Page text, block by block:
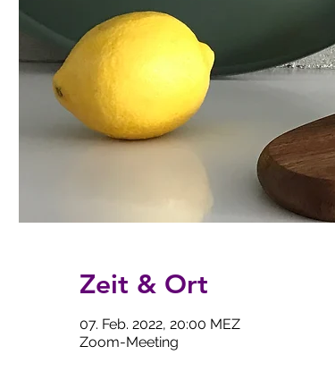
Zeit & Ort
07. Feb. 2022, 20:00 MEZ
Zoom-Meeting